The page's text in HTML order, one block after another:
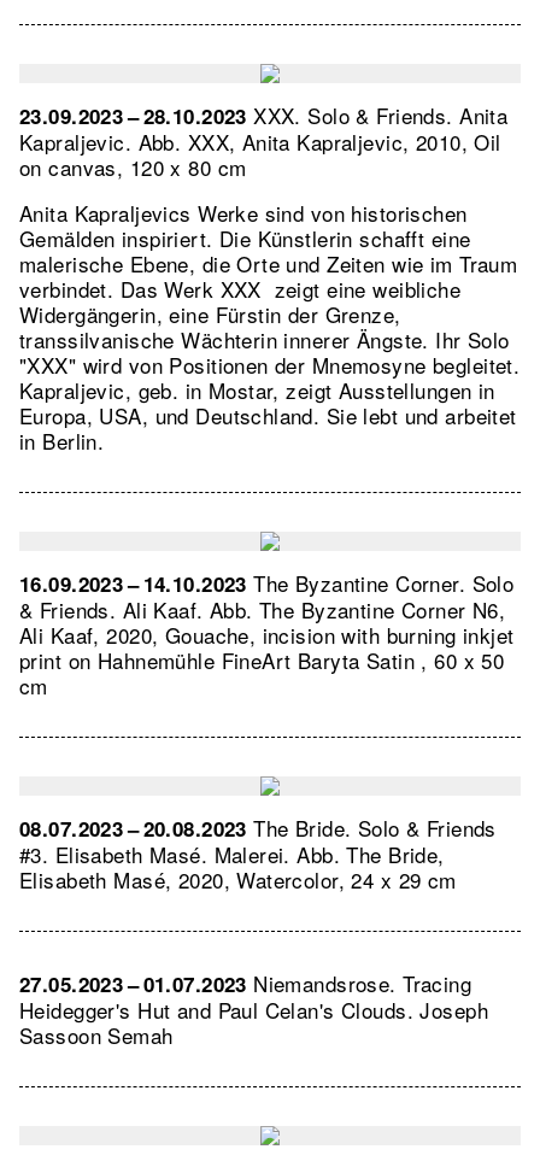
23.09.2023 – 28.10.2023XXX. Solo & Friends. Anita
Kapraljevic. Abb. XXX, Anita Kapraljevic, 2010, Oil
on canvas, 120 x 80 cm
Anita Kapraljevics Werke sind von historischen
Gemälden inspiriert. Die Künstlerin schafft eine
malerische Ebene, die Orte und Zeiten wie im Traum
verbindet. Das Werk XXX zeigt eine weibliche
Widergängerin, eine Fürstin der Grenze,
transsilvanische Wächterin innerer Ängste. Ihr Solo
"XXX" wird von Positionen der Mnemosyne begleitet.
Kapraljevic, geb. in Mostar, zeigt Ausstellungen in
Europa, USA, und Deutschland. Sie lebt und arbeitet
in Berlin.
16.09.2023 – 14.10.2023The Byzantine Corner. Solo
& Friends. Ali Kaaf. Abb. The Byzantine Corner N6,
Ali Kaaf, 2020, Gouache, incision with burning inkjet
print on Hahnemühle FineArt Baryta Satin , 60 x 50
cm
08.07.2023 – 20.08.2023The Bride. Solo & Friends
#3. Elisabeth Masé. Malerei.Abb. The Bride,
Elisabeth Masé, 2020, Watercolor, 24 x 29 cm
27.05.2023 – 01.07.2023 Niemandsrose. Tracing
Heidegger's Hut and Paul Celan's Clouds. Joseph
Sassoon Semah